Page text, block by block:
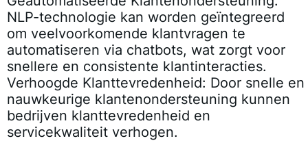
NLP-technologie kan worden geïntegreerd
om veelvoorkomende klantvragen te
automatiseren via chatbots, wat zorgt voor
snellere en consistente klantinteracties.
Verhoogde Klanttevredenheid: Door snelle en
nauwkeurige klantenondersteuning kunnen
bedrijven klanttevredenheid en
servicekwaliteit verhogen.